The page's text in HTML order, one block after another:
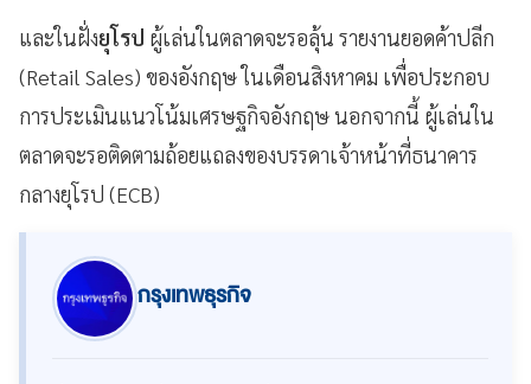
และในฝั่งยุโรป ผู้เล่นในตลาดจะรอลุ้น รายงานยอดค้าปลีก
(Retail Sales) ของอังกฤษ ในเดือนสิงหาคม เพื่อประกอบ
การประเมินแนวโน้มเศรษฐกิจอังกฤษ นอกจากนี้ ผู้เล่นใน
ตลาดจะรอติดตามถ้อยแถลงของบรรดาเจ้าหน้าที่ธนาคาร
กลางยุโรป (ECB)
กรุงเทพธุรกิจ